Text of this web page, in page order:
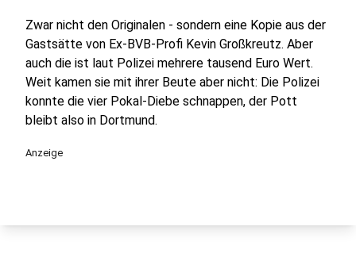
Zwar nicht den Originalen - sondern eine Kopie aus der
Gastsätte von Ex-BVB-Profi Kevin Großkreutz. Aber
auch die ist laut Polizei mehrere tausend Euro Wert.
Weit kamen sie mit ihrer Beute aber nicht: Die Polizei
konnte die vier Pokal-Diebe schnappen, der Pott
bleibt also in Dortmund.
Anzeige